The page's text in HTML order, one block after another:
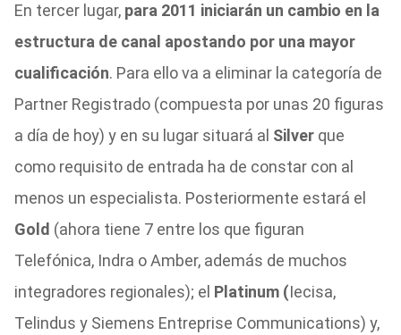
En tercer lugar, para 2011 iniciarán un cambio en la
estructura de canal apostando por una mayor
cualificación. Para ello va a eliminar la categoría de
Partner Registrado (compuesta por unas 20 figuras
a día de hoy) y en su lugar situará al Silver que
como requisito de entrada ha de constar con al
menos un especialista. Posteriormente estará el
Gold (ahora tiene 7 entre los que figuran
Telefónica, Indra o Amber, además de muchos
integradores regionales); el Platinum (Iecisa,
Telindus y Siemens Entreprise Communications) y,